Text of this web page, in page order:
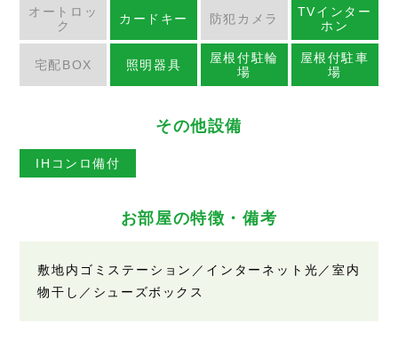
オートロッ
ク
カードキー 防犯カメラ
TVインター
ホン
宅配BOX 照明器具
屋根付駐輪
場
屋根付駐車
場
その他設備
IHコンロ備付
お部屋の特徴・備考
敷地内ゴミステーション／インターネット光／室内
物干し／シューズボックス